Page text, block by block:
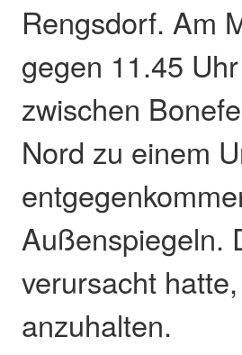
Rengsdorf. Am
gegen 11.45
zwischen
Nord zu einem
Außenspiegeln.
verursacht
anzuhalten.